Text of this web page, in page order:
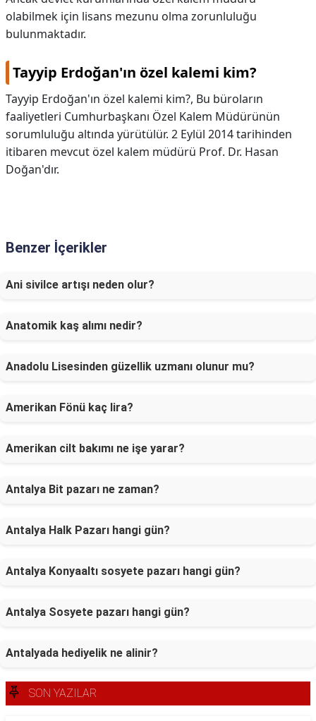
olabilmek için lisans mezunu olma zorunluluğu
bulunmaktadır.
Tayyip Erdoğan'ın özel kalemi kim?
Tayyip Erdoğan'ın özel kalemi kim?, Bu büroların
faaliyetleri Cumhurbaşkanı Özel Kalem Müdürünün
sorumluluğu altında yürütülür. 2 Eylül 2014 tarihinden
itibaren mevcut özel kalem müdürü Prof. Dr. Hasan
Doğan'dır.
Benzer İçerikler
Ani sivilce artışı neden olur?
Anatomik kaş alımı nedir?
Anadolu Lisesinden güzellik uzmanı olunur mu?
Amerikan Fönü kaç lira?
Amerikan cilt bakımı ne işe yarar?
Antalya Bit pazarı ne zaman?
Antalya Halk Pazarı hangi gün?
Antalya Konyaaltı sosyete pazarı hangi gün?
Antalya Sosyete pazarı hangi gün?
Antalyada hediyelik ne alinir?
SON YAZILAR